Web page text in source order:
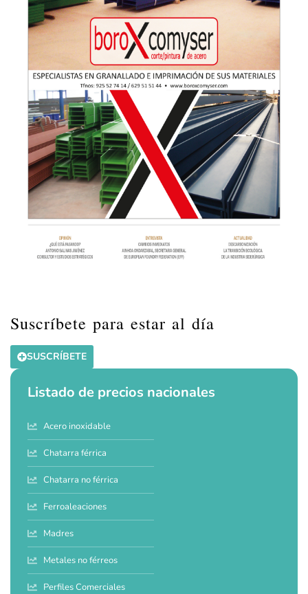
Suscríbete para estar al día
SUSCRÍBETE
Listado de precios nacionales
Acero inoxidable
Chatarra férrica
Chatarra no férrica
Ferroaleaciones
Madres
Metales no férreos
Perfiles Comerciales